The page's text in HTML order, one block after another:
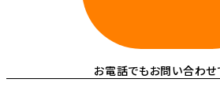
お電話でもお問い合わせ